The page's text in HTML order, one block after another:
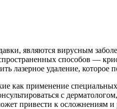
являются вирусным
способов —
лазерное удаление, которое
как применение
с
привести к осложнениям и